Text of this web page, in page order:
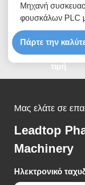
Μηχανή
φουσκάλων PLC
κεφαλές
60pcs/min
Πάρτε την
τιμή
Μας ελάτε σε
Leadtop
Machinery
Ηλεκτρονικό